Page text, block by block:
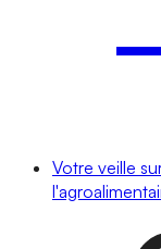
Votre veille